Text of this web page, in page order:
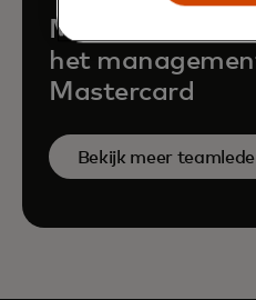
Maak kennis
het
Mastercard
Bekijk meer